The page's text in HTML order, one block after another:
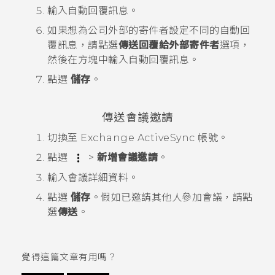
輸入自動回覆訊息。
如果想為公司外部的寄件者設定不同的自動回
覆訊息，請點選傳送回覆給外部寄件者選項，
然後在方塊中輸入自動回覆訊息。
點選 儲存 。
傳送會議邀請
切換至 Exchange ActiveSync 帳號。
點選
> 新增會議邀請 。
輸入會議詳細資料。
點選 儲存 。假如已邀請其他人參加會議，請點
選傳送。
覺得這篇文章有用嗎？